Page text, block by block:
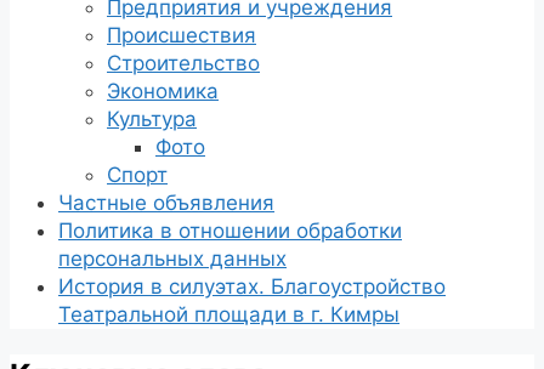
Предприятия и учреждения
Происшествия
Строительство
Экономика
Культура
Фото
Спорт
Частные объявления
Политика в отношении обработки
персональных данных
История в силуэтах. Благоустройство
Театральной площади в г. Кимры